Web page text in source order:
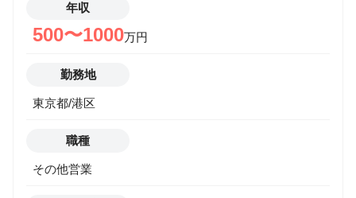
円 ／ 営業歴5年 ／ 中途2年目 29歳（リーダー） 年収
1,200万円 ／ 営業歴7年 ／ 中途1年目 31歳（マネジャ
32歳（事業部長 兼 副部長） ※中長期的なキャリアイ
メージ等、詳しくは採用担当へご質問ください！ ＜
歴7年 ：年収800万円 ・証券営業9年：年収1,200万円
年収
500〜1000万円
勤務地
東京都/港区
職種
その他営業